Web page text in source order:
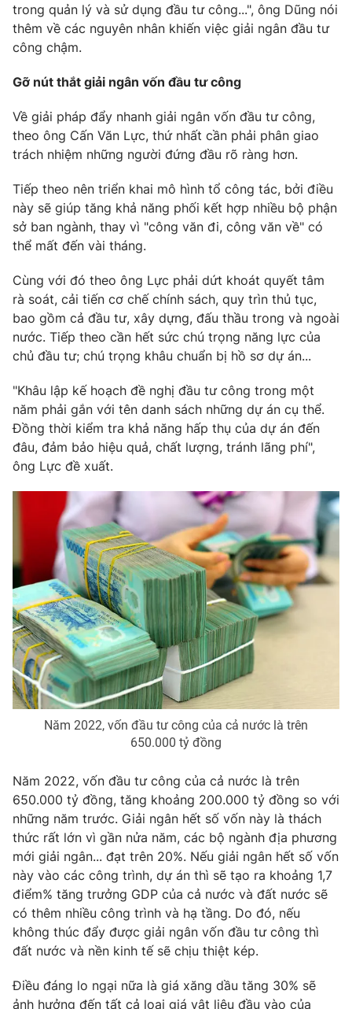
trong quản lý và sử dụng đầu tư công...", ông Dũng nói
thêm về các nguyên nhân khiến việc giải ngân đầu tư
công chậm.
Gỡ nút thắt giải ngân vốn đầu tư công
Về giải pháp đẩy nhanh giải ngân vốn đầu tư công,
theo ông Cấn Văn Lực, thứ nhất cần phải phân giao
trách nhiệm những người đứng đầu rõ ràng hơn.
Tiếp theo nên triển khai mô hình tổ công tác, bởi điều
này sẽ giúp tăng khả năng phối kết hợp nhiều bộ phận
sở ban ngành, thay vì "công văn đi, công văn về" có
thể mất đến vài tháng.
Cùng với đó theo ông Lực phải dứt khoát quyết tâm
rà soát, cải tiến cơ chế chính sách, quy trìn thủ tục,
bao gồm cả đầu tư, xây dựng, đấu thầu trong và ngoài
nước. Tiếp theo cần hết sức chú trọng năng lực của
chủ đầu tư; chú trọng khâu chuẩn bị hồ sơ dự án...
"Khâu lập kế hoạch đề nghị đầu tư công trong một
năm phải gắn với tên danh sách những dự án cụ thể.
Đồng thời kiểm tra khả năng hấp thụ của dự án đến
đâu, đảm bảo hiệu quả, chất lượng, tránh lãng phí",
ông Lực đề xuất.
Năm 2022, vốn đầu tư công của cả nước là trên
650.000 tỷ đồng
Năm 2022, vốn đầu tư công của cả nước là trên
650.000 tỷ đồng, tăng khoảng 200.000 tỷ đồng so với
những năm trước. Giải ngân hết số vốn này là thách
thức rất lớn vì gần nửa năm, các bộ ngành địa phương
mới giải ngân... đạt trên 20%. Nếu giải ngân hết số vốn
này vào các công trình, dự án thì sẽ tạo ra khoảng 1,7
điểm% tăng trưởng GDP của cả nước và đất nước sẽ
có thêm nhiều công trình và hạ tầng. Do đó, nếu
không thúc đẩy được giải ngân vốn đầu tư công thì
đất nước và nền kinh tế sẽ chịu thiệt kép.
Điều đáng lo ngại nữa là giá xăng dầu tăng 30% sẽ
ảnh hưởng đến tất cả loại giá vật liệu đầu vào của